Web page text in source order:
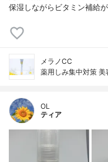
保湿しながらビタミン補給
メラノCC
薬用しみ集中対策 美
OL
ティア